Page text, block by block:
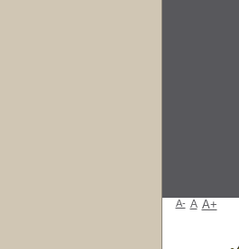
A- A A+